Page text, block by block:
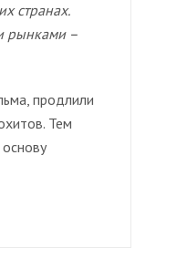
странах.
рынками –
продлили
Тем